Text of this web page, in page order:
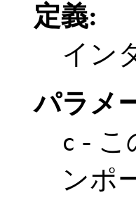
定義:
イン
パラメ
c - こ
ンポ